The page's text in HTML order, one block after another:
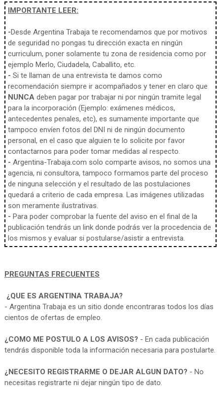
IMPORTANTE LEER:
-Desde Argentina Trabaja te recomendamos que por motivos
de seguridad no pongas tu dirección exacta en ningún
curriculum, poner solamente tu zona de residencia como por
ejemplo Merlo, Ciudadela, Caballito, etc.
- Si te llaman de una entrevista te damos como
recomendación siempre ir acompañados y tener en claro que
NUNCAdeben pagar por trabajar ni por ningún tramite legal
para la incorporación (Ejemplo: exámenes médicos,
antecedentes penales, etc), es sumamente importante que
tampoco envíen fotos del DNI ni de ningún documento
personal, en el caso que alguien te lo solicite por favor
contactarnos para poder tomar medidas al respecto.
- Argentina-Trabaja.com solo comparte avisos, no somos una
agencia, ni consultora, tampoco formamos parte del proceso
de ninguna selección y el resultado de las postulaciones
quedará a criterio de cada empresa. Las imágenes utilizadas
son meramente ilustrativas.
- Para poder comprobar la fuente del aviso en el final de la
publicación tendrás un link donde podrás ver la procedencia de
los mismos y evaluar si postularse/asistir a entrevista.
PREGUNTAS FRECUENTES
¿QUE ES ARGENTINA TRABAJA?
- Argentina Trabaja es un sitio donde encontraras todos los días
cientos de ofertas de empleo.
¿COMO ME POSTULO A LOS AVISOS? - En cada publicación
tendrás disponible toda la información necesaria para postularte.
¿NECESITO REGISTRARME O DEJAR ALGUN DATO? - No
necesitas registrarte ni dejar ningún tipo de dato.